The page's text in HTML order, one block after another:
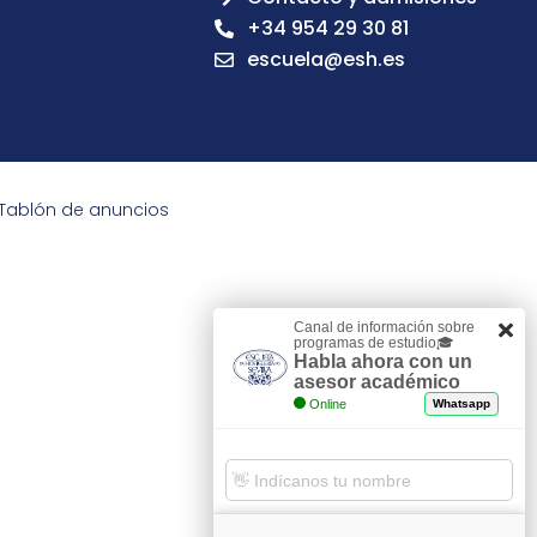
+34 954 29 30 81
escuela@esh.es
de anuncios
Canal de información sobre
programas de estudio🎓
Habla ahora con un
asesor académico
Online Whatsapp